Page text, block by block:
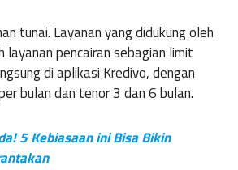
tunai. Layanan yang didukung oleh
layanan pencairan sebagian limit
di aplikasi Kredivo, dengan
bulan dan tenor 3 dan 6 bulan.
5 Kebiasaan ini Bisa Bikin